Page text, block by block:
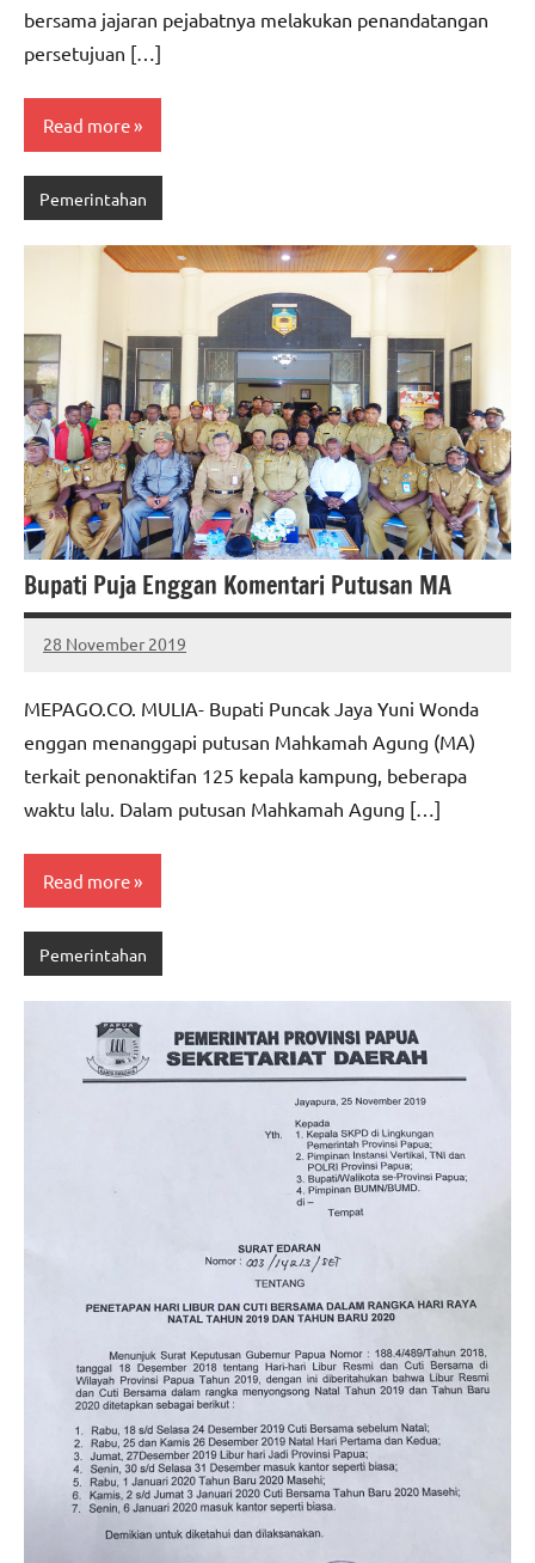
bersama jajaran pejabatnya melakukan penandatangan
persetujuan […]
Read more
Pemerintahan
Bupati Puja Enggan Komentari Putusan MA
28 November 2019
MEPAGO
No
MEPAGO.CO. MULIA- Bupati Puncak Jaya Yuni Wonda
enggan menanggapi putusan Mahkamah Agung (MA)
terkait penonaktifan 125 kepala kampung, beberapa
waktu lalu. Dalam putusan Mahkamah Agung […]
Read more
Pemerintahan